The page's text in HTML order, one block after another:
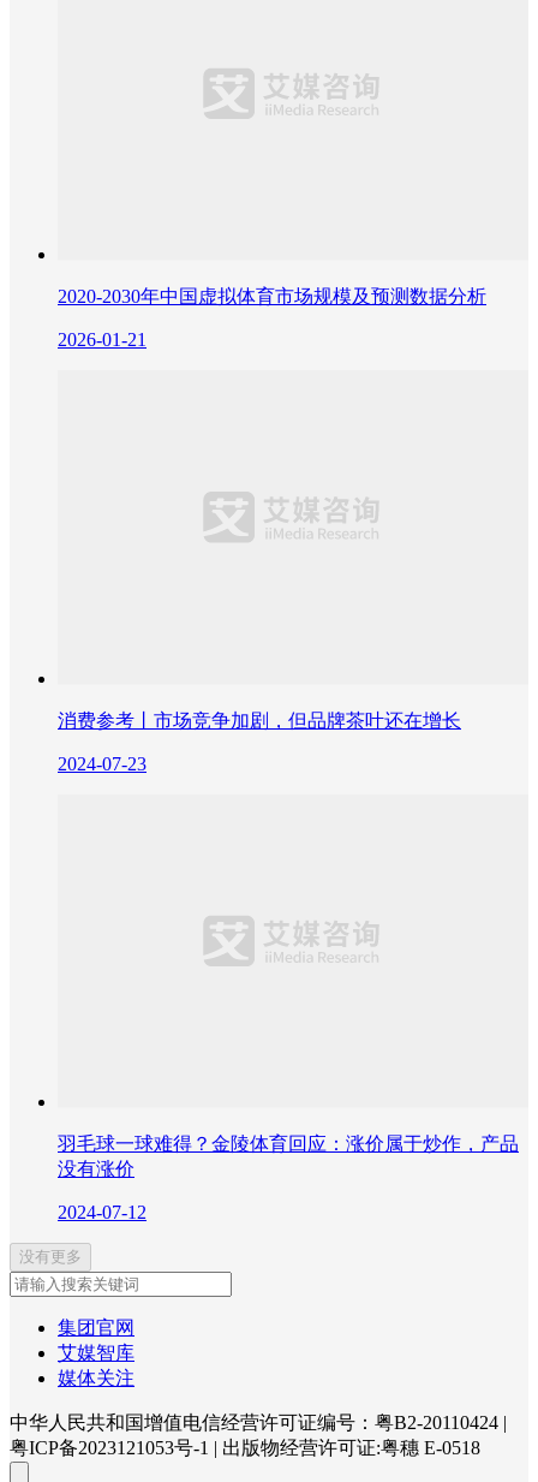
2020-2030年中国虚拟体育市场规模及预测数据分析
2026-01-21
消费参考丨市场竞争加剧，但品牌茶叶还在增长
2024-07-23
羽毛球一球难得？金陵体育回应：涨价属于炒作，产品
没有涨价
2024-07-12
没有更多
集团官网
艾媒智库
媒体关注
中华人民共和国增值电信经营许可证编号：粤B2-20110424 |
粤ICP备2023121053号-1 | 出版物经营许可证:粤穗 E-0518